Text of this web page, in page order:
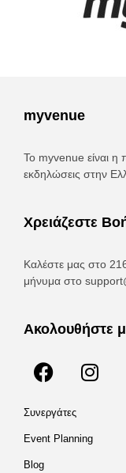
myvenue
Το myvenue είναι
εκδηλώσεις στην
Χρειάζεστε
Καλέστε μας στο
μήνυμα στο
Ακολουθήστε
Συνεργάτες
Event Planning
Blog